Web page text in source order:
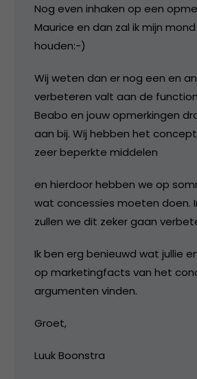
Nog even inhaken op een
Maurice en dan zal ik mijn
houden:-)
Wij weten dan er nog een en
verbeteren valt aan de
Beabo en jouw opmerkingen
aan bij. Wij hebben het
zeer beperkte middelen
en hierdoor hebben we op
wat concessies moeten doen.
zullen we dit zeker gaan
Ik ben erg benieuwd wat jullie
op marketingfacts van het
argumenten vinden.
Groet,
Luuk Boonstra